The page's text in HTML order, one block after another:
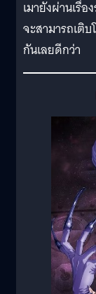
เมายังผ่านเรื่
จะสามารถเติ
กันเลยดีกว่า